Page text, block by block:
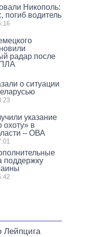
Никополь:
погиб водитель
радар после
о ситуации
указание
охоту» в
– ОВА
поддержку
Лейпцига